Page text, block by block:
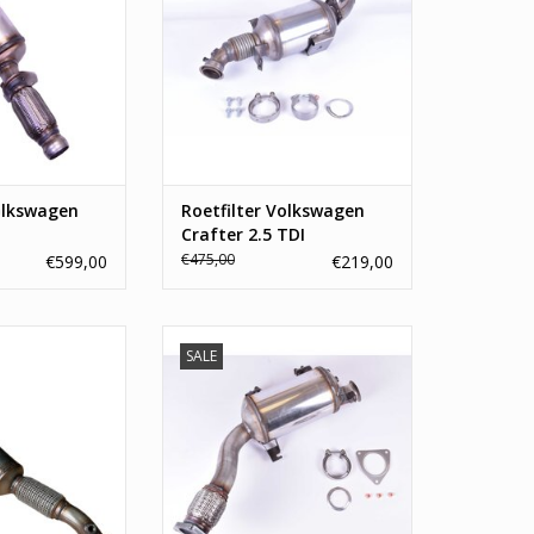
WINKELWAGEN
€599,00
nummers van deze roetfilter zijn:
2E0131709B, 2E0254700GX.
Profiteer nu van
groothandelsprijzen, altijd 1 jaar
garantie en een zo snel mogelijke
levering.
Roetfilter Volkswagen
Crafter 2.5 TDI
€475,00 €219,00
Crafter 2.0,
nummers van
2E0254700LX.
van
altijd 1 jaar
snel mogelijke
roetfilters
SALE
Nieuwe Roetfilter Volkswagen
Touareg 2.5 TDI. De originele
nummers van deze roetfilter zijn:
7L6254700AX. Profiteer nu van
groothandelsprijzen, altijd 1 jaar
garantie. Dit is een Euro 4